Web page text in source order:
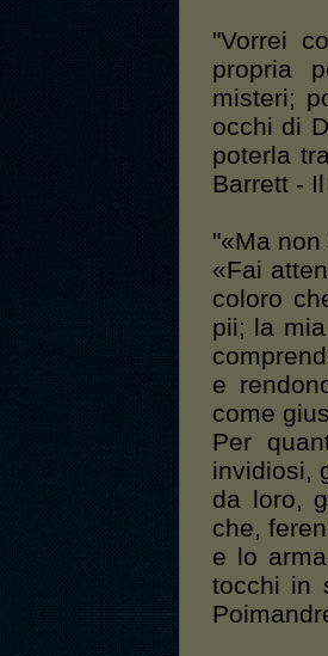
"Vorrei
propria
misteri;
occhi di
poterla
Barrett -
"«Ma
«Fai
coloro
pii; la
e
come
Per
invidiosi,
da loro,
che,
e lo
tocchi in